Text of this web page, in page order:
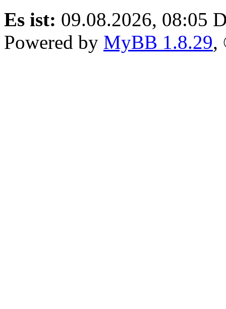
Es ist: 09.08.2026, 08:05
Powered by MyBB 1.8.29,